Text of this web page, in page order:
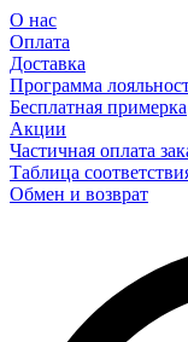
О нас
Оплата
Доставка
Программа
Бесплатная примерка
Акции
Частичная оплата
Таблица
Обмен и возврат